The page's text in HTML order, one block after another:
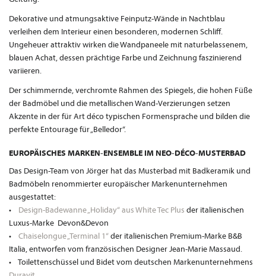
Dekorative und atmungsaktive Feinputz-Wände in Nachtblau
verleihen dem Interieur einen besonderen, modernen Schliff.
Ungeheuer attraktiv wirken die Wandpaneele mit naturbelassenem,
blauen Achat, dessen prächtige Farbe und Zeichnung faszinierend
variieren.
Der schimmernde, verchromte Rahmen des Spiegels, die hohen Füße
der Badmöbel und die metallischen Wand-Verzierungen setzen
Akzente in der für Art déco typischen Formensprache und bilden die
perfekte Entourage für „Belledor“.
EUROPÄISCHES MARKEN-ENSEMBLE IM NEO-DÉCO-MUSTERBAD
Das Design-Team von Jörger hat das Musterbad mit Badkeramik und
Badmöbeln renommierter europäischer Markenunternehmen
ausgestattet:
• Design-Badewanne „Holiday“ aus White Tec Plus der italienischen
Luxus-Marke Devon&Devon
• Chaiselongue „Terminal 1“der italienischen Premium-Marke B&B
Italia, entworfen vom französischen Designer Jean-Marie Massaud.
• Toilettenschüssel und Bidet vom deutschen Markenunternehmens